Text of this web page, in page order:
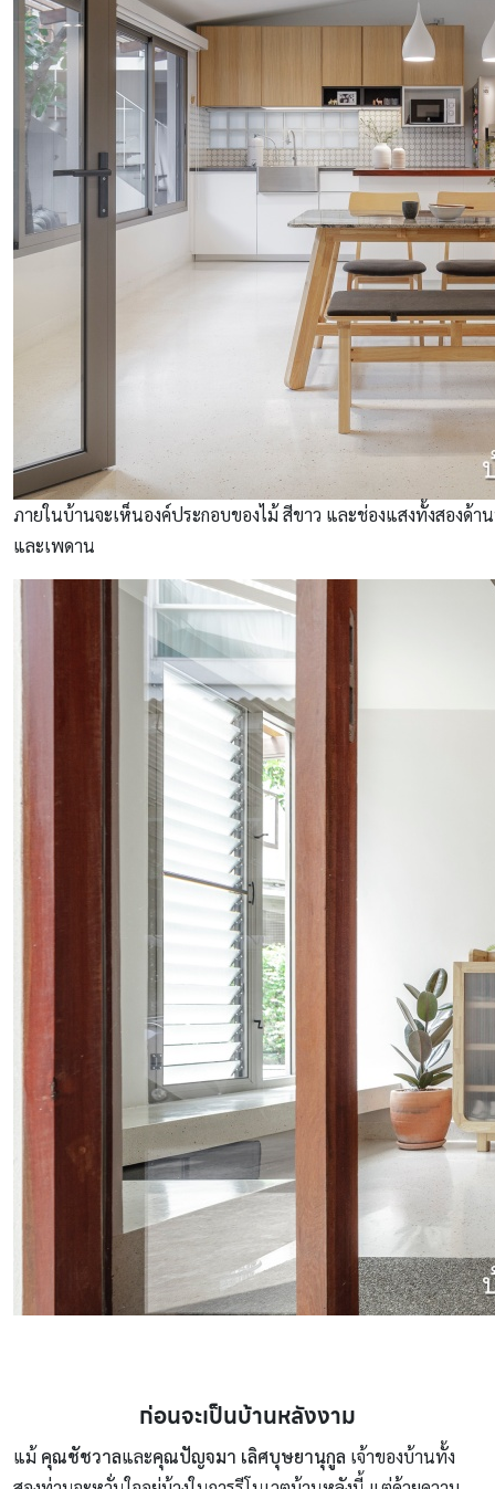
ภายในบ้านจะเห็นองค์ประกอบของไม้ สีขาว และช่องแสงทั้งสอง
และเพดาน
ก่อนจะเป็นบ้านหลังงาม
แม้ คุณชัชวาลและคุณปัญจมา เลิศบุษยานุกูล เจ้าของบ้านทั้ง